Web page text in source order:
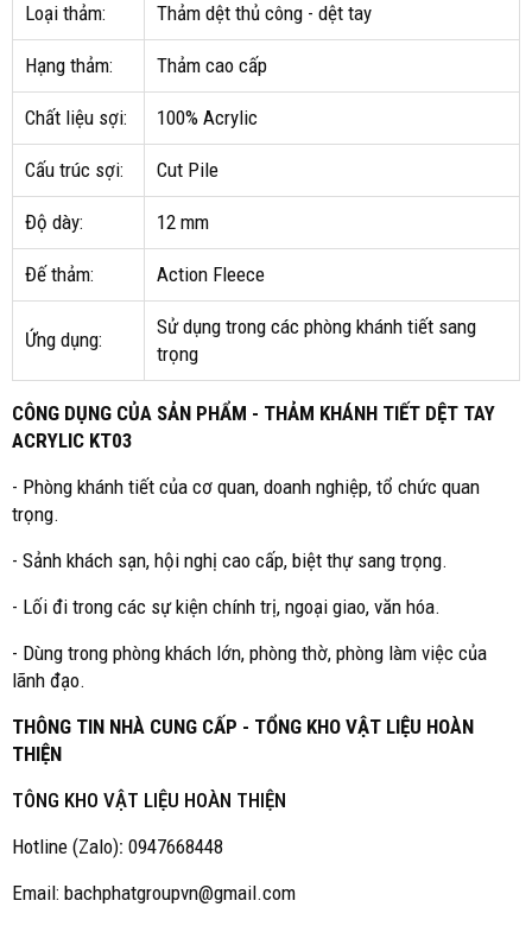
Loại thảm: Thảm dệt thủ công - dệt tay
Hạng thảm: Thảm cao cấp
Chất liệu sợi: 100% Acrylic
Cấu trúc sợi: Cut Pile
Độ dày: 12 mm
Đế thảm: Action Fleece
Ứng dụng:
Sử dụng trong các phòng khánh tiết sang
trọng
CÔNG DỤNG CỦA SẢN PHẨM - THẢM KHÁNH TIẾT DỆT TAY
ACRYLIC KT03
- Phòng khánh tiết của cơ quan, doanh nghiệp, tổ chức quan
trọng.
- Sảnh khách sạn, hội nghị cao cấp, biệt thự sang trọng.
- Lối đi trong các sự kiện chính trị, ngoại giao, văn hóa.
- Dùng trong phòng khách lớn, phòng thờ, phòng làm việc của
lãnh đạo.
THÔNG TIN NHÀ CUNG CẤP - TỔNG KHO VẬT LIỆU HOÀN
THIỆN
TÔNG KHO VẬT LIỆU HOÀN THIỆN
Hotline (Zalo): 0947668448
Email: bachphatgroupvn@gmail.com